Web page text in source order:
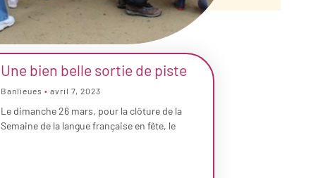
Une bien belle sortie de piste
Banlieues avril 7, 2023
Le dimanche 26 mars, pour la clôture de la
Semaine de la langue française en fête, le